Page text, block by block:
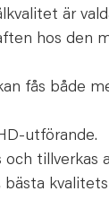
är
hos den
fås både
utförande.
och tillverkas
bästa